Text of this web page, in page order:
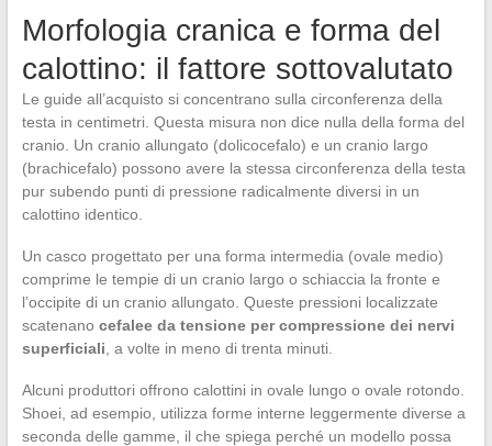
Morfologia cranica e forma del
calottino: il fattore sottovalutato
Le guide all’acquisto si concentrano sulla circonferenza della
testa in centimetri. Questa misura non dice nulla della forma del
cranio. Un cranio allungato (dolicocefalo) e un cranio largo
(brachicefalo) possono avere la stessa circonferenza della testa
pur subendo punti di pressione radicalmente diversi in un
calottino identico.
Un casco progettato per una forma intermedia (ovale medio)
comprime le tempie di un cranio largo o schiaccia la fronte e
l’occipite di un cranio allungato. Queste pressioni localizzate
scatenano cefalee da tensione per compressione dei nervi
superficiali , a volte in meno di trenta minuti.
Alcuni produttori offrono calottini in ovale lungo o ovale rotondo.
Shoei, ad esempio, utilizza forme interne leggermente diverse a
seconda delle gamme, il che spiega perché un modello possa